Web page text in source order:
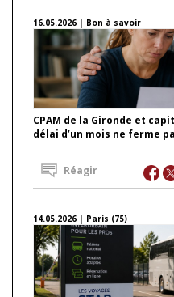
16.05.2026 | Bon à savoir
CPAM de la Gironde et
délai d’un mois ne ferme
Réagir
14.05.2026 | Paris (75)